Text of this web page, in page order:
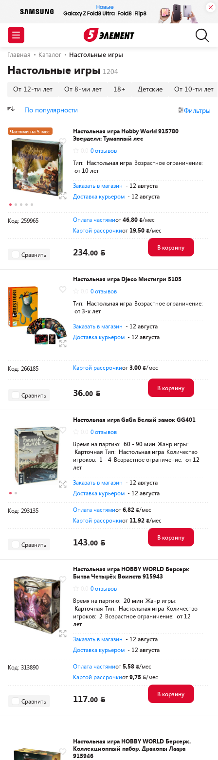
Главная Каталог Настольные игры
Настольные игры
От 12-ти лет От 8-ми лет 18+ Детские От 10-ти лет
По популярности Фильтры
Частями на 5 мес.
Настольная игра Hobby World 915780
Эверделл: Туманный лес
0 отзывов
Тип: Настольная игра Возрастное ограничение:
от 10 лет
Заказать в магазин - 12 августа
Доставка курьером - 12 августа
Код: 259965 Оплата частямиот46,80
/мес
Картой рассрочкиот 19,50 /мес
Сравнить 234.00
В корзину
Настольная игра Djeco Мистигри 5105
0 отзывов
Тип: Настольная игра Возрастное ограничение:
от 3-х лет
Заказать в магазин - 12 августа
Доставка курьером - 12 августа
Код: 266185 Картой рассрочкиот3,00 /мес
Сравнить 36.00
В корзину
Настольная игра GaGa Белый замок GG401
0 отзывов
Время на партию: 60 - 90 мин Жанр игры:
Карточная Тип: Настольная игра Количество
игроков: 1 - 4 Возрастное ограничение: от 12
лет
Заказать в магазин - 12 августа
Доставка курьером - 12 августа
Код: 293135 Оплата частямиот6,82
/мес
Картой рассрочкиот 11,92 /мес
Сравнить 143.00
В корзину
Настольная игра HOBBY WORLD Берсерк
Битва Четырёх Воинств 915943
0 отзывов
Время на партию: 20 мин Жанр игры:
Карточная Тип: Настольная игра Количество
игроков: 2 Возрастное ограничение: от 12
лет
Заказать в магазин - 12 августа
Доставка курьером - 12 августа
Код: 313890 Оплата частямиот 5,58
/мес
Картой рассрочкиот9,75 /мес
Сравнить 117.00
В корзину
Настольная игра HOBBY WORLD Берсерк.
Коллекционный набор. Драконы Лаара
915946